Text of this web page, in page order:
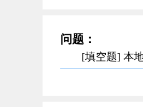
问题：
[填空题] 本